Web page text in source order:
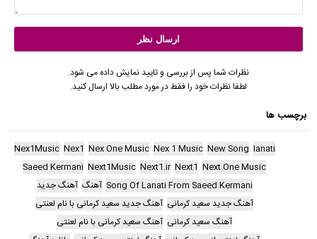
نظرات شما پس از بررسی و تایید نمایش داده می شود.
لطفا نظرات خود را فقط در مورد مطلب بالا ارسال کنید.
برچسب ها
lanati
New Song
Nex 1 Music
Nex One Music
Nex1
Nex1Music
Next One Music
Next1
Next1.ir
Next1Music
Saeed Kermani
Song Of Lanati From Saeed Kermani آهنگ آهنگ جدید
آهنگ جدید سعید کرمانی آهنگ جدید سعید کرمانی با نام لعنتی
آهنگ سعید کرمانی آهنگ سعید کرمانی با نام لعنتی